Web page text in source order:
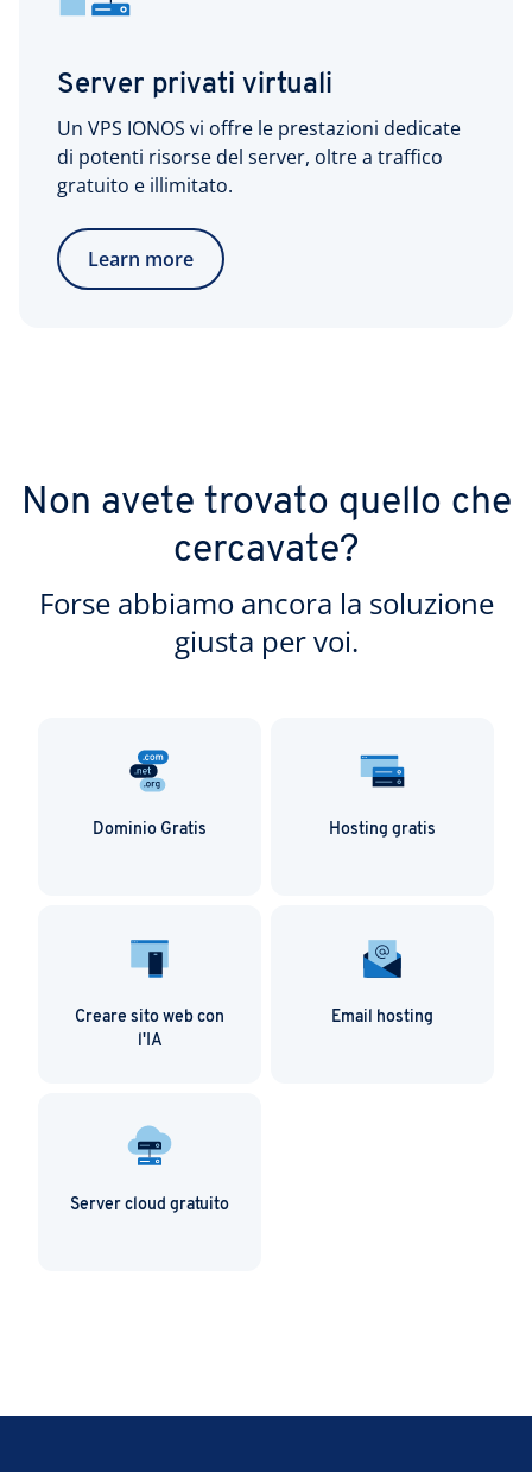
Server privati virtuali
Un VPS IONOS vi offre le prestazioni dedicate
di potenti risorse del server, oltre a traffico
gratuito e illimitato.
Learn more
Non avete trovato quello che
cercavate?
Forse abbiamo ancora la soluzione
giusta per voi.
Dominio Gratis Hosting gratis
Creare sito web con
l'IA
Email hosting
Server cloud gratuito